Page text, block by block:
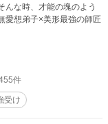
んな時、才能の塊のよう
件
受け